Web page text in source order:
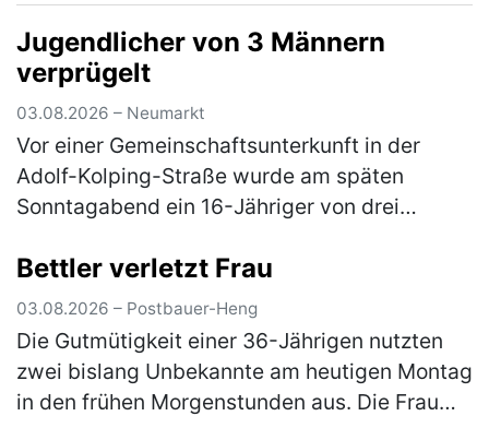
(mehr)
Jugendlicher von 3 Männern
verprügelt
03.08.2026 – Neumarkt
Vor einer Gemeinschaftsunterkunft in der
Adolf-Kolping-Straße wurde am späten
Sonntagabend ein 16-Jähriger von drei
vorangegangenem Streit prügelten die
Männ…(mehr)
Bettler verletzt Frau
03.08.2026 – Postbauer-Heng
Die Gutmütigkeit einer 36-Jährigen nutzten
zwei bislang Unbekannte am heutigen Montag
in den frühen Morgenstunden aus. Die Frau